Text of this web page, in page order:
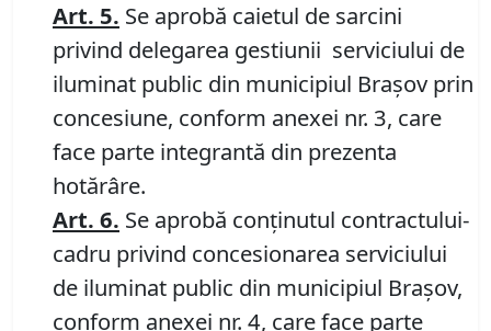
Art. 5. Se aprobă caietul de sarcini
privind delegarea gestiunii serviciului de
iluminat public din municipiul Brașov prin
concesiune, conform anexei nr. 3, care
face parte integrantă din prezenta
hotărâre.
Art. 6. Se aprobă conținutul contractului-
cadru privind concesionarea serviciului
de iluminat public din municipiul Brașov,
conform anexei nr. 4, care face parte